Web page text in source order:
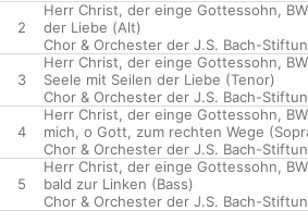
2
Herr Christ, der einge Gottessohn,
der Liebe (Alt)
Chor & Orchester der J.S. Bach-
3
Herr Christ, der einge Gottessohn,
Seele mit Seilen der Liebe (Tenor)
Chor & Orchester der J.S. Bach-
4
Herr Christ, der einge Gottessohn,
mich, o Gott, zum rechten Wege
Chor & Orchester der J.S. Bach-
5
Herr Christ, der einge Gottessohn,
bald zur Linken (Bass)
Chor & Orchester der J.S. Bach-